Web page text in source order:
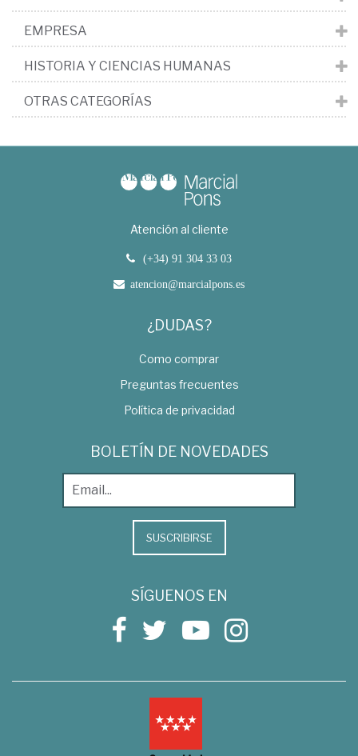
EMPRESA
HISTORIA Y CIENCIAS HUMANAS
OTRAS CATEGORÍAS
Atención al cliente
(+34) 91 304 33 03
atencion@marcialpons.es
¿DUDAS?
Como comprar
Preguntas frecuentes
Política de privacidad
BOLETÍN DE NOVEDADES
SUSCRIBIRSE
SÍGUENOS EN